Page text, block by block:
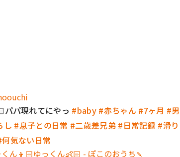
パパ現れてにやっ #baby #赤ちゃん #7ヶ月 #男
し #息子との日常 #二歳差兄弟 #日常記録 #滑り
気ない日常
ん👦🏻ゆっくん👶🏻 - ぽこのおうち🍡